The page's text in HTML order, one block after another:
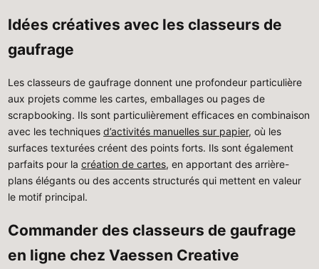
Idées créatives avec les classeurs de
gaufrage
Les classeurs de gaufrage donnent une profondeur particulière
aux projets comme les cartes, emballages ou pages de
scrapbooking. Ils sont particulièrement efficaces en combinaison
avec les techniquesd’activités manuelles sur papier, où les
surfaces texturées créent des points forts. Ils sont également
parfaits pour lacréation de cartes, en apportant des arrière-
plans élégants ou des accents structurés qui mettent en valeur
le motif principal.
Commander des classeurs de gaufrage
en ligne chez Vaessen Creative